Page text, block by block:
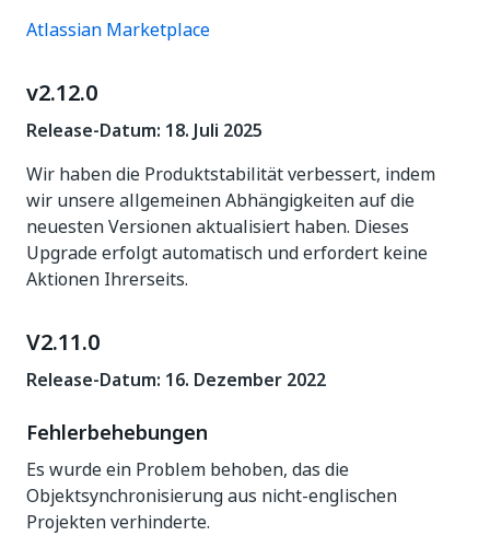
Atlassian Marketplace
v2.12.0
Release-Datum: 18. Juli 2025
Wir haben die Produktstabilität verbessert, indem
wir unsere allgemeinen Abhängigkeiten auf die
neuesten Versionen aktualisiert haben. Dieses
Upgrade erfolgt automatisch und erfordert keine
Aktionen Ihrerseits.
V2.11.0
Release-Datum: 16. Dezember 2022
Fehlerbehebungen
Es wurde ein Problem behoben, das die
Objektsynchronisierung aus nicht-englischen
Projekten verhinderte.